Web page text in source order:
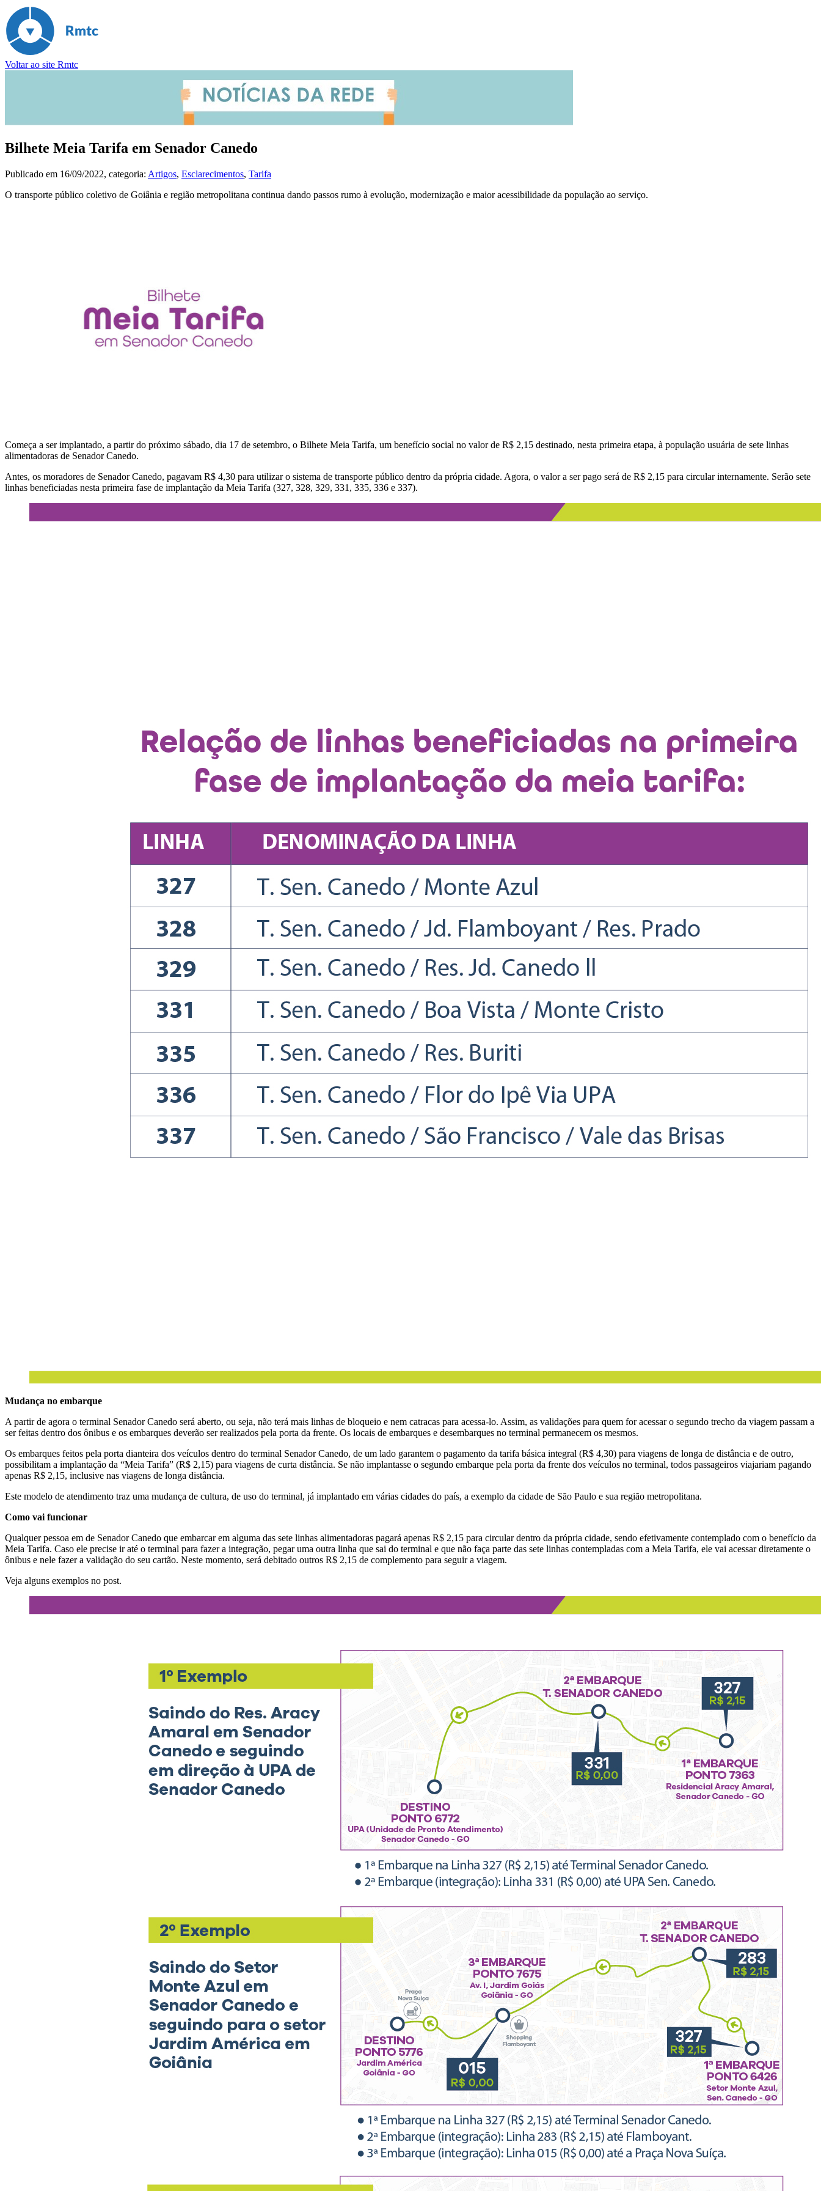
Voltar ao site Rmtc
Bilhete Meia Tarifa em Senador Canedo
Publicado em 16/09/2022, categoria: Artigos, Esclarecimentos, Tarifa
O transporte público coletivo de Goiânia e região metropolitana continua dando passos rumo à evolução, modernização e maior acessibilidade da população ao serviço.
Começa a ser implantado, a partir do próximo sábado, dia 17 de setembro, o Bilhete Meia Tarifa, um benefício social no valor de R$ 2,15 destinado, nesta primeira etapa, à população usuária de sete linhas
alimentadoras de Senador Canedo.
Antes, os moradores de Senador Canedo, pagavam R$ 4,30 para utilizar o sistema de transporte público dentro da própria cidade. Agora, o valor a ser pago será de R$ 2,15 para circular internamente. Serão sete
linhas beneficiadas nesta primeira fase de implantação da Meia Tarifa (327, 328, 329, 331, 335, 336 e 337).
Mudança no embarque
A partir de agora o terminal Senador Canedo será aberto, ou seja, não terá mais linhas de bloqueio e nem catracas para acessa-lo. Assim, as validações para quem for acessar o segundo trecho da viagem passam a
ser feitas dentro dos ônibus e os embarques deverão ser realizados pela porta da frente. Os locais de embarques e desembarques no terminal permanecem os mesmos.
Os embarques feitos pela porta dianteira dos veículos dentro do terminal Senador Canedo, de um lado garantem o pagamento da tarifa básica integral (R$ 4,30) para viagens de longa de distância e de outro,
possibilitam a implantação da “Meia Tarifa” (R$ 2,15) para viagens de curta distância. Se não implantasse o segundo embarque pela porta da frente dos veículos no terminal, todos passageiros viajariam pagando
apenas R$ 2,15, inclusive nas viagens de longa distância.
Este modelo de atendimento traz uma mudança de cultura, de uso do terminal, já implantado em várias cidades do país, a exemplo da cidade de São Paulo e sua região metropolitana.
Como vai funcionar
Qualquer pessoa em de Senador Canedo que embarcar em alguma das sete linhas alimentadoras pagará apenas R$ 2,15 para circular dentro da própria cidade, sendo efetivamente contemplado com o benefício da
Meia Tarifa. Caso ele precise ir até o terminal para fazer a integração, pegar uma outra linha que sai do terminal e que não faça parte das sete linhas contempladas com a Meia Tarifa, ele vai acessar diretamente o
ônibus e nele fazer a validação do seu cartão. Neste momento, será debitado outros R$ 2,15 de complemento para seguir a viagem.
Veja alguns exemplos no post.